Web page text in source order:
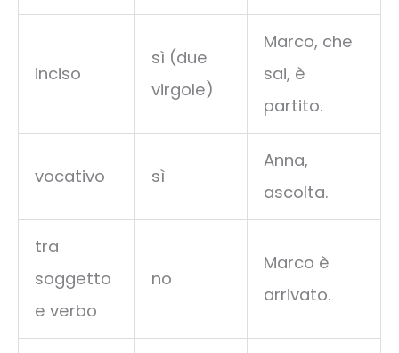
inciso
sì (due
virgole)
Marco, che
sai, è
partito.
vocativo sì
Anna,
ascolta.
tra
soggetto
e verbo
no
Marco è
arrivato.